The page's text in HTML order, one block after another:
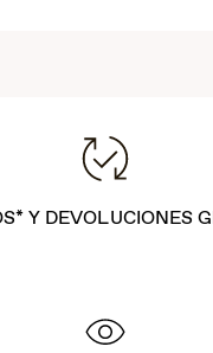
Y DEVOLUCIONES